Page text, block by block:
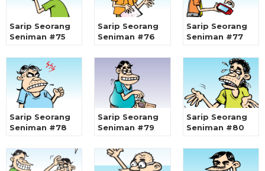
Sarip Seorang
Seniman #75
Sarip Seorang
Seniman #76
Sarip Seorang
Seniman #77
Sarip Seorang
Seniman #78
Sarip Seorang
Seniman #79
Sarip Seorang
Seniman #80